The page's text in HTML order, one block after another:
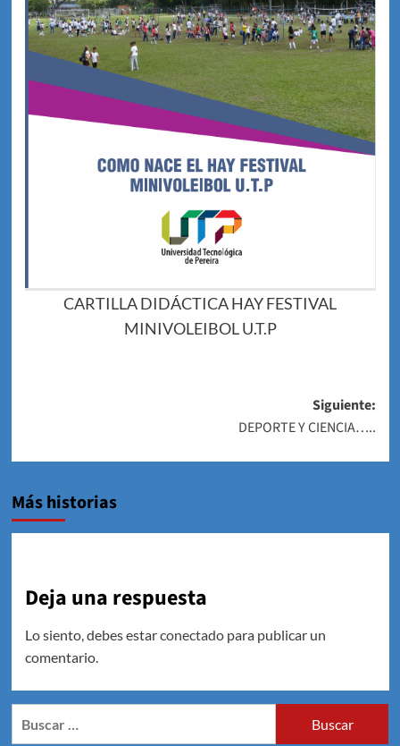
CARTILLA DIDÁCTICA HAY FESTIVAL
MINIVOLEIBOL U.T.P
entradas
Siguiente:
DEPORTE Y CIENCIA…..
Más historias
Deja una respuesta
Lo siento, debes estarconectadopara publicar un
comentario.